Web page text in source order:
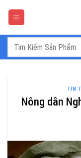
Tìm
TIN
Nông dân